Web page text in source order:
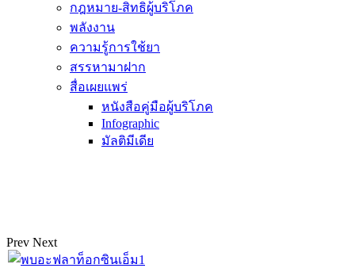
กฎหมาย-สิทธิผู้บริโภค
พลังงาน
ความรู้การใช้ยา
สรรหามาฝาก
สื่อเผยแพร่
หนังสือคู่มือผู้บริโภค
Infographic
มัลติมีเดีย
Prev Next